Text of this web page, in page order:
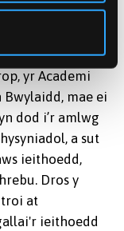
Guillaume yn
chyllid gan
yr Academi
Bwylaidd, mae ei
dod i’r amlwg
a sut
ieithoedd,
Dros y
troi at
ieithoedd